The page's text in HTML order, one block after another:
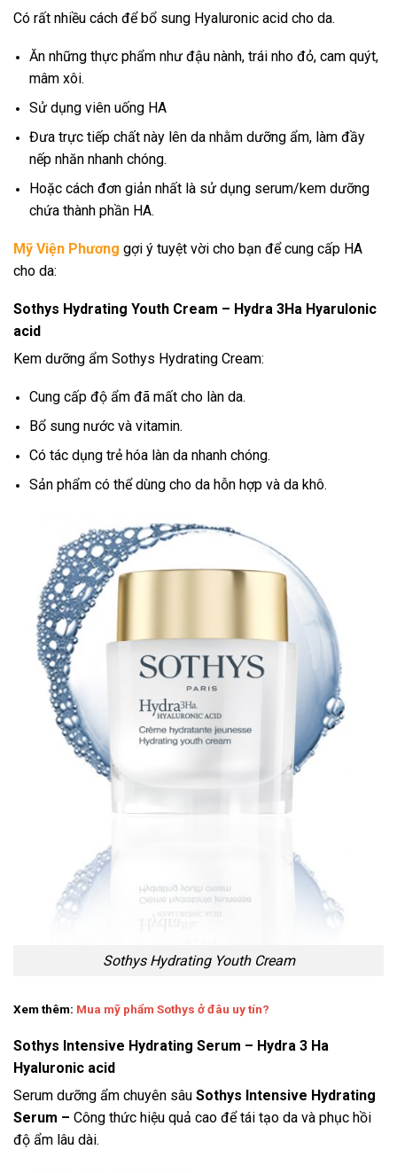
Có rất nhiều cách để bổ sung Hyaluronic acid cho da.
Ăn những thực phẩm như đậu nành, trái nho đỏ, cam quýt,
mâm xôi.
Sử dụng viên uống HA
Đưa trực tiếp chất này lên da nhằm dưỡng ẩm, làm đầy
nếp nhăn nhanh chóng.
Hoặc cách đơn giản nhất là sử dụng serum/kem dưỡng
chứa thành phần HA.
Mỹ Viện Phương gợi ý tuyệt vời cho bạn để cung cấp HA
cho da:
Sothys Hydrating Youth Cream – Hydra 3Ha Hyarulonic
acid
Kem dưỡng ẩm Sothys Hydrating Cream:
Cung cấp độ ẩm đã mất cho làn da.
Bổ sung nước và vitamin.
Có tác dụng trẻ hóa làn da nhanh chóng.
Sản phẩm có thể dùng cho da hỗn hợp và da khô.
Sothys Hydrating Youth Cream
Xem thêm: Mua mỹ phẩm Sothys ở đâu uy tín?
Sothys Intensive Hydrating Serum – Hydra 3 Ha
Hyaluronic acid
Serum dưỡng ẩm chuyên sâu Sothys Intensive Hydrating
Serum – Công thức hiệu quả cao để tái tạo da và phục hồi
độ ẩm lâu dài.